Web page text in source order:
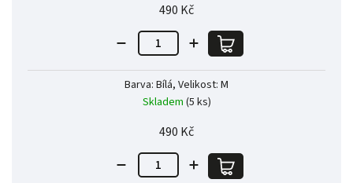
490 Kč
Barva: Bílá, Velikost: M
Skladem (5 ks)
490 Kč